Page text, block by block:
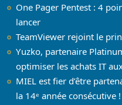
One Pager Pentest : 4
lancer
TeamViewer rejoint le
Yuzko, partenaire
optimiser les achats IT
MIEL est fier d’être
la 14ᵉ année consécutive !